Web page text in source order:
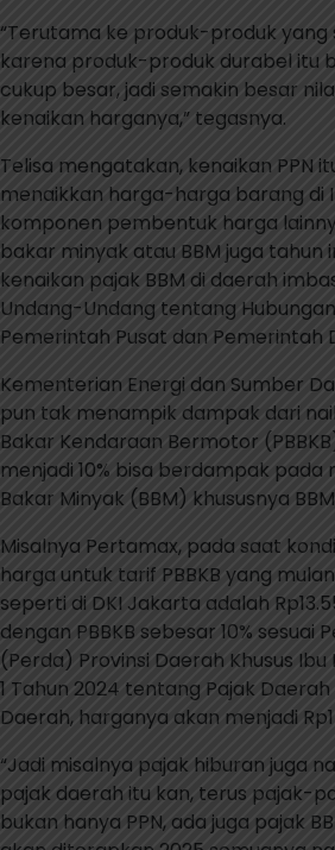
“Terutama ke produk-produk yang
karena produk-produk durabel itu
cukup besar, jadi semakin besar
kenaikan harganya,” tegasnya.
Telisa mengatakan, kenaikan PPN
menaikkan harga-harga barang di
komponen pembentuk harga
bakar minyak atau BBM juga tahun
kenaikan pajak BBM di daerah
Undang-Undang tentang
Pemerintah Pusat dan Pemerintah
Kementerian Energi dan Sumber
pun tak menampik dampak dari
Bakar Kendaraan Bermotor
menjadi 10% bisa berdampak pada
Bakar Minyak (BBM) khususnya
Misalnya Pertamax, pada saat
harga untuk tarif PBBKB yang
seperti di DKI Jakarta adalah
dengan PBBKB sebesar 10% sesuai
(Perda) Provinsi Daerah Khusus
1 Tahun 2024 tentang Pajak
Daerah, harganya akan menjadi
“Jadi misalnya pajak hiburan juga
pajak daerah itu kan, terus pajak-
bukan hanya PPN, ada juga pajak